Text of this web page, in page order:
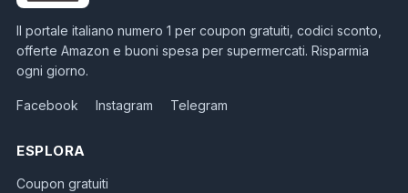
Il portale italiano numero 1 per coupon gratuiti, codici sconto,
offerte Amazon e buoni spesa per supermercati. Risparmia
ogni giorno.
Facebook Instagram Telegram
ESPLORA
Coupon gratuiti